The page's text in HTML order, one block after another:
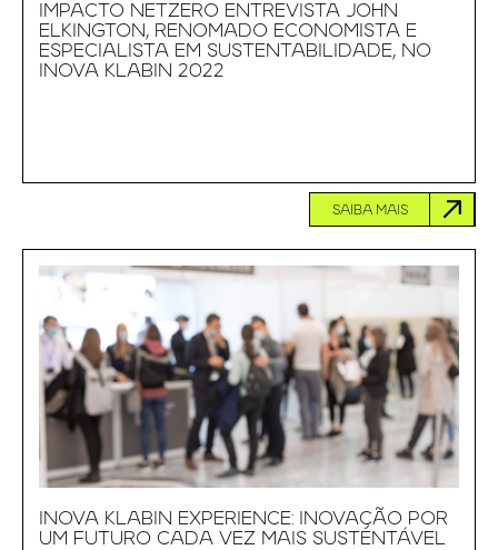
IMPACTO NETZERO ENTREVISTA JOHN
ELKINGTON, RENOMADO ECONOMISTA E
ESPECIALISTA EM SUSTENTABILIDADE, NO
INOVA KLABIN 2022
SAIBA MAIS
INOVA KLABIN EXPERIENCE: INOVAÇÃO POR
UM FUTURO CADA VEZ MAIS SUSTENTÁVEL